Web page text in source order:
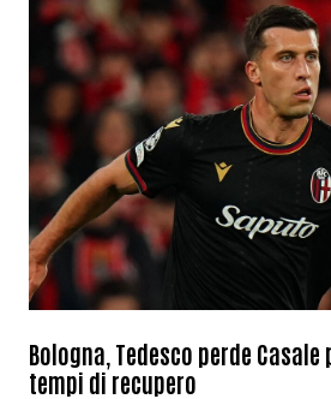
Bologna, Tedesco perde
tempi di recupero